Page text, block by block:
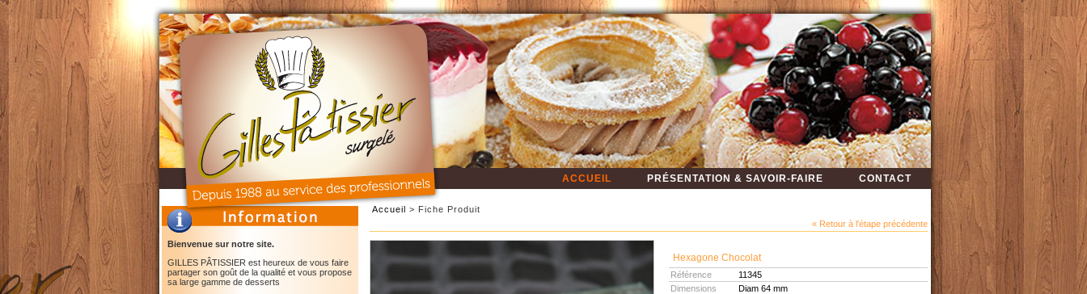
ACCUEIL PRÉSENTATION & SAVOIR-FAIRE CONTACT
Bienvenue sur notre site.
GILLES PÂTISSIER est heureux de vous faire
partager son goût de la qualité et vous propose
sa large gamme de desserts
Accueil > Fiche Produit
« Retour à l'étape précédente
Hexagone Chocolat
Référence
11345
Dimensions
Diam 64 mm